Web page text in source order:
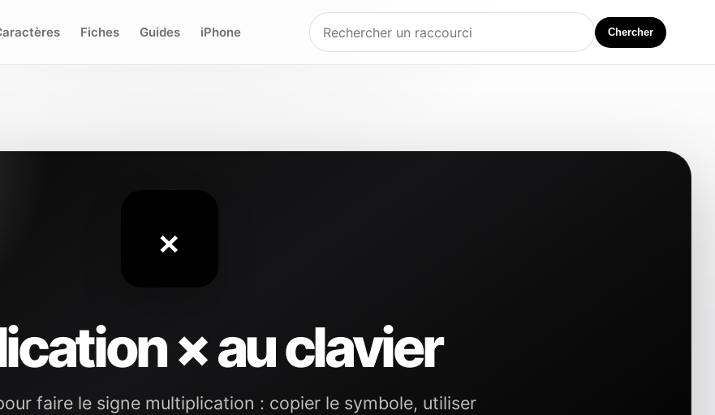
Fiches Guides iPhone Chercher
×
× au clavier
faire le signe multiplication : copier le symbole, utiliser